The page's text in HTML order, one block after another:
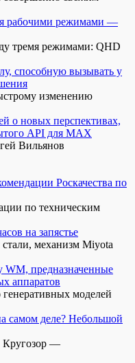
рабочими режимами —
тремя режимами: QHD
способную вызывать у
изменению
о новых перспективах,
API для МАХ
Вильянов
Роскачества по
по техническим
на запястье
механизм Miyota
WM, предназначенные
аппаратов
моделей
самом деле? Небольшой
Кругозор —